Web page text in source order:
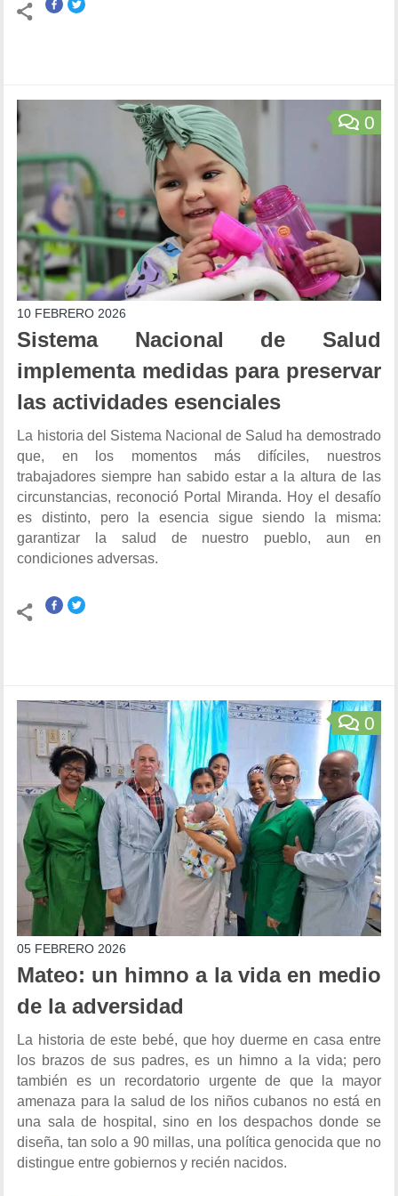
0
10 FEBRERO 2026
Sistema Nacional de Salud
implementa medidas para preservar
las actividades esenciales
La historia del Sistema Nacional de Salud ha demostrado
que, en los momentos más difíciles, nuestros
trabajadores siempre han sabido estar a la altura de las
circunstancias, reconoció Portal Miranda. Hoy el desafío
es distinto, pero la esencia sigue siendo la misma:
garantizar la salud de nuestro pueblo, aun en
condiciones adversas.
0
05 FEBRERO 2026
Mateo: un himno a la vida en medio
de la adversidad
La historia de este bebé, que hoy duerme en casa entre
los brazos de sus padres, es un himno a la vida; pero
también es un recordatorio urgente de que la mayor
amenaza para la salud de los niños cubanos no está en
una sala de hospital, sino en los despachos donde se
diseña, tan solo a 90 millas, una política genocida que no
distingue entre gobiernos y recién nacidos.